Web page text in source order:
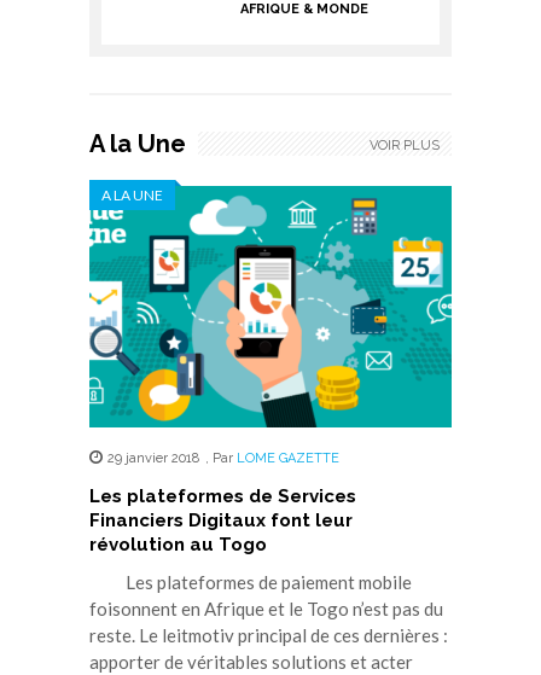
AFRIQUE & MONDE
A la Une
A LA UNE
29 janvier 2018 , Par LOME GAZETTE
Les plateformes de Services
Financiers Digitaux font leur
révolution au Togo
Les plateformes de paiement mobile
foisonnent en Afrique et le Togo n’est pas du
reste. Le leitmotiv principal de ces dernières :
apporter de véritables solutions et acter
VOIR PLUS